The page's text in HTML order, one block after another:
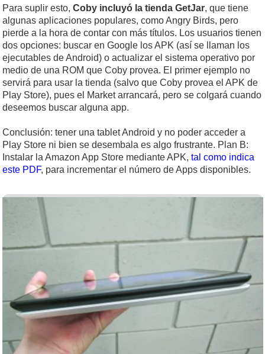
Para suplir esto, Coby incluyó la tienda GetJar, que tiene
algunas aplicaciones populares, como Angry Birds, pero
pierde a la hora de contar con más títulos. Los usuarios tienen
dos opciones: buscar en Google los APK (así se llaman los
ejecutables de Android) o actualizar el sistema operativo por
medio de una ROM que Coby provea. El primer ejemplo no
servirá para usar la tienda (salvo que Coby provea el APK de
Play Store), pues el Market arrancará, pero se colgará cuando
deseemos buscar alguna app.
Conclusión: tener una tablet Android y no poder acceder a
Play Store ni bien se desembala es algo frustrante. Plan B:
Instalar la Amazon App Store mediante APK, tal como indica
este PDF, para incrementar el número de Apps disponibles.